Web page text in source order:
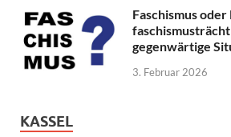
Faschismus
gegenwärtige
3. Februar 2026
KASSEL